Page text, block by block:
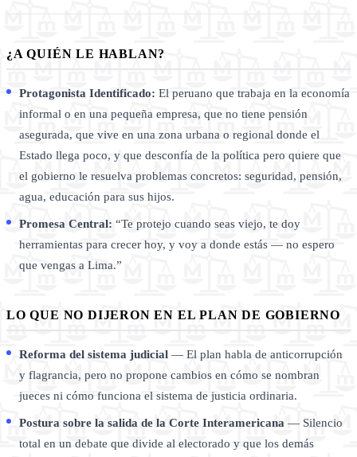
¿A QUIÉN LE HABLAN?
Protagonista Identificado: El peruano que trabaja en la economía
informal o en una pequeña empresa, que no tiene pensión
asegurada, que vive en una zona urbana o regional donde el
Estado llega poco, y que desconfía de la política pero quiere que
el gobierno le resuelva problemas concretos: seguridad, pensión,
agua, educación para sus hijos.
Promesa Central: “Te protejo cuando seas viejo, te doy
herramientas para crecer hoy, y voy a donde estás — no espero
que vengas a Lima.”
LO QUE NO DIJERON EN EL PLAN DE GOBIERNO
Reforma del sistema judicial — El plan habla de anticorrupción
y flagrancia, pero no propone cambios en cómo se nombran
jueces ni cómo funciona el sistema de justicia ordinaria.
Postura sobre la salida de la Corte Interamericana — Silencio
total en un debate que divide al electorado y que los demás